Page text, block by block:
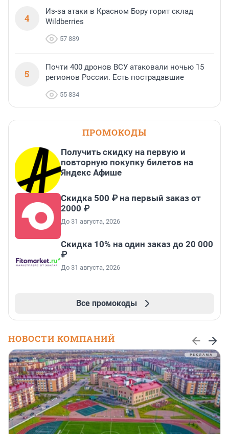
4
Из-за атаки в Красном Бору горит склад
Wildberries
57 889
5
Почти 400 дронов ВСУ атаковали ночью 15
регионов России. Есть пострадавшие
55 834
ПРОМОКОДЫ
Получить скидку на первую и
повторную покупку билетов на
Яндекс Афише
Скидка 500 ₽ на первый заказ от
2000 ₽
До 31 августа, 2026
Скидка 10% на один заказ до 20 000
₽
До 31 августа, 2026
Все промокоды
НОВОСТИ КОМПАНИЙ